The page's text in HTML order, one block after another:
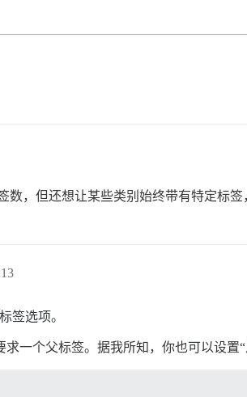
，但还想让某些类别始终带有特定标签
签选项。
一个父标签。据我所知，你也可以设置